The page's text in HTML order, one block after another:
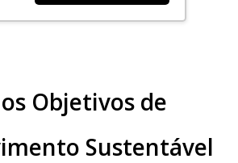
Objetivos de
Sustentável